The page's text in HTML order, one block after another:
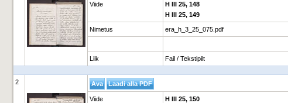
Viide
H III 25, 148
H III 25, 149
Nimetus era_h_3_25_075.pdf
Liik Fail / Tekstipilt
2
Viide
H III 25, 150